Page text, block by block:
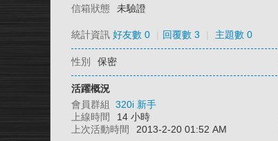
信箱狀態
未驗證
統計資訊 好友數 0 回覆數 3 主題數 0
性別 保密
活躍概況
會員群組 320i 新手
上線時間
14 小時
上次活動時間
2013-2-20 01:52 AM